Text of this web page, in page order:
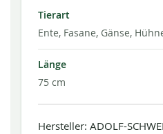
Tierart
Ente, Fasane, Gänse,
Länge
75 cm
Hersteller: ADOLF-